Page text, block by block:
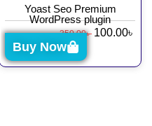
Yoast Seo Premium
WordPress plugin
350.00৳ 100.00৳
Buy Now